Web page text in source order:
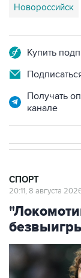
Новороссийск
Купить
Получать
канале
СПОРТ
20:11, 8 августа